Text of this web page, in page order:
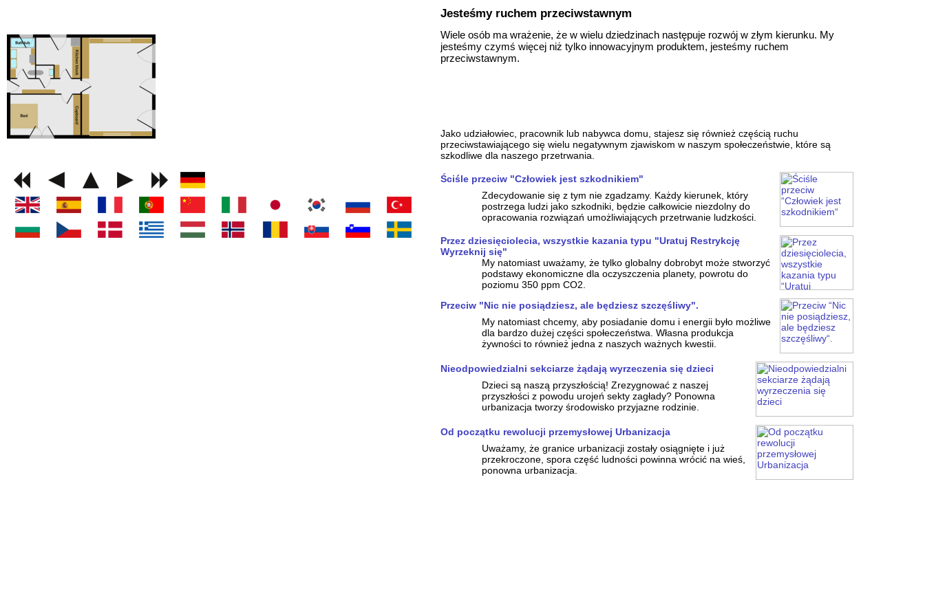
Jesteśmy ruchem przeciwstawnym
Wiele osób ma wrażenie, że w wielu dziedzinach następuje rozwój w złym kierunku. My
jesteśmy czymś więcej niż tylko innowacyjnym produktem, jesteśmy ruchem
przeciwstawnym.
Jako udziałowiec, pracownik lub nabywca domu, stajesz się również częścią ruchu
przeciwstawiającego się wielu negatywnym zjawiskom w naszym społeczeństwie, które są
szkodliwe dla naszego przetrwania.
Ściśle przeciw "Człowiek jest szkodnikiem"
Zdecydowanie się z tym nie zgadzamy. Każdy kierunek, który
postrzega ludzi jako szkodniki, będzie całkowicie niezdolny do
opracowania rozwiązań umożliwiających przetrwanie ludzkości.
Przez dziesięciolecia, wszystkie kazania typu "Uratuj Restrykcję
Wyrzeknij się"
My natomiast uważamy, że tylko globalny dobrobyt może stworzyć
podstawy ekonomiczne dla oczyszczenia planety, powrotu do
poziomu 350 ppm CO2.
Przeciw "Nic nie posiądziesz, ale będziesz szczęśliwy".
My natomiast chcemy, aby posiadanie domu i energii było możliwe
dla bardzo dużej części społeczeństwa. Własna produkcja
żywności to również jedna z naszych ważnych kwestii.
Nieodpowiedzialni sekciarze żądają wyrzeczenia się dzieci
Dzieci są naszą przyszłością! Zrezygnować z naszej
przyszłości z powodu urojeń sekty zagłady? Ponowna
urbanizacja tworzy środowisko przyjazne rodzinie.
Od początku rewolucji przemysłowej Urbanizacja
Uważamy, że granice urbanizacji zostały osiągnięte i już
przekroczone, spora część ludności powinna wrócić na wieś,
ponowna urbanizacja.